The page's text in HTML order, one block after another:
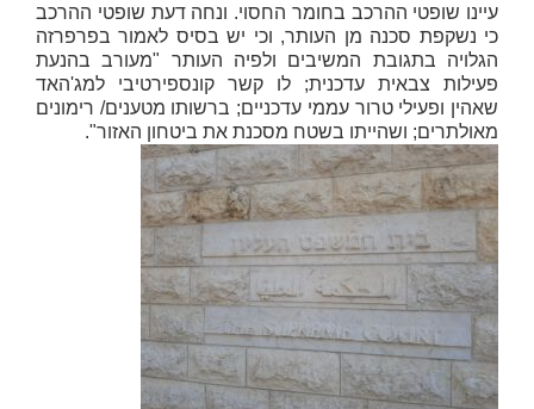
עיינו שופטי ההרכב בחומר החסוי. ונחה דעת שופטי ההרכב
כי נשקפת סכנה מן העותר, וכי יש בסיס לאמור בפרפרזה
הגלויה בתגובת המשיבים ולפיה העותר "מעורב בהנעת
פעילות צבאית עדכנית; לו קשר קונספירטיבי למג'האד
שאהין ופעילי טרור עממי עדכניים; ברשותו מטענים/ רימונים
מאולתרים; ושהייתו בשטח מסכנת את ביטחון האזור".